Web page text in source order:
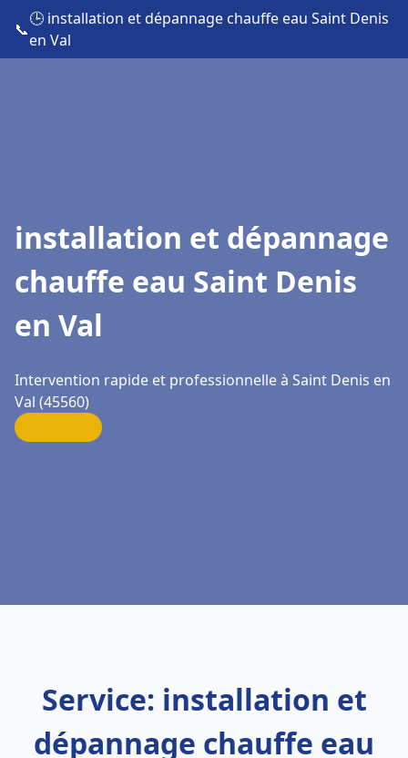
📞
🕒 installation et dépannage chauffe eau Saint Denis
en Val
installation et dépannage
chauffe eau Saint Denis
en Val
Intervention rapide et professionnelle à Saint Denis en
Val (45560)
Service: installation et
dépannage chauffe eau